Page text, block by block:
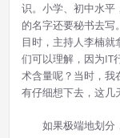
识。小学、初中水平
的名字还要秘书去
目时，主持人李楠就
们可以理解，因为IT
术含量呢？当时，我
有仔细想下去，这几
如果极端地划分，